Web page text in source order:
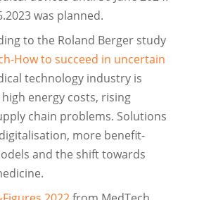
was planned.
to the Roland Berger study
How to succeed in uncertain
technology industry is
energy costs, rising
chain problems. Solutions
more benefit-
and the shift towards